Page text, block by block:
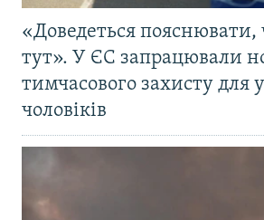
«Доведеться
тут». У ЄС запрацювали
тимчасового захисту для
чоловіків